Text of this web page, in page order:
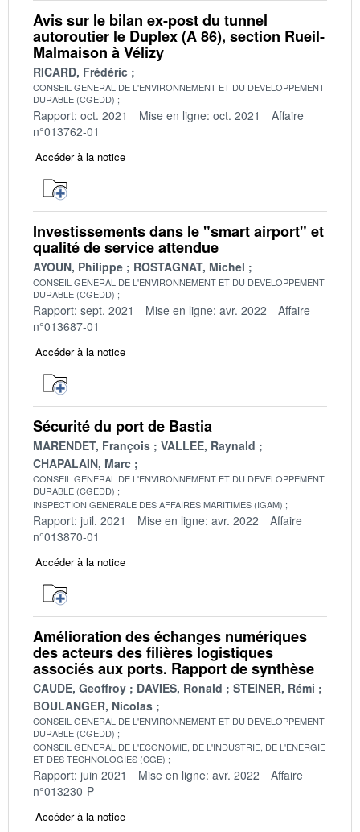
Avis sur le bilan ex-post du tunnel
autoroutier le Duplex (A 86), section Rueil-
Malmaison à Vélizy
RICARD, Frédéric
CONSEIL GENERAL DE L'ENVIRONNEMENT ET DU DEVELOPPEMENT
DURABLE (CGEDD)
Rapport: oct. 2021 Mise en ligne: oct. 2021
Affaire
n°013762-01
Accéder à la notice
Investissements dans le "smart airport" et
qualité de service attendue
AYOUN, Philippe ROSTAGNAT, Michel
CONSEIL GENERAL DE L'ENVIRONNEMENT ET DU DEVELOPPEMENT
DURABLE (CGEDD)
Rapport: sept. 2021 Mise en ligne: avr. 2022
Affaire
n°013687-01
Accéder à la notice
Sécurité du port de Bastia
MARENDET, François
VALLEE, Raynald
CHAPALAIN, Marc
CONSEIL GENERAL DE L'ENVIRONNEMENT ET DU DEVELOPPEMENT
DURABLE (CGEDD)
INSPECTION GENERALE DES AFFAIRES MARITIMES (IGAM)
Rapport: juil. 2021 Mise en ligne: avr. 2022
Affaire
n°013870-01
Accéder à la notice
Amélioration des échanges numériques
des acteurs des filières logistiques
associés aux ports. Rapport de synthèse
CAUDE, Geoffroy DAVIES, Ronald
STEINER, Rémi
BOULANGER, Nicolas
CONSEIL GENERAL DE L'ENVIRONNEMENT ET DU DEVELOPPEMENT
DURABLE (CGEDD)
CONSEIL GENERAL DE L'ECONOMIE, DE L'INDUSTRIE, DE L'ENERGIE
ET DES TECHNOLOGIES (CGE)
Rapport: juin 2021 Mise en ligne: avr. 2022
Affaire
n°013230-P
Accéder à la notice